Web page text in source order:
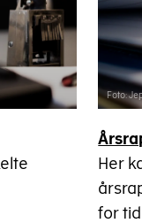
Foto:
Her
for